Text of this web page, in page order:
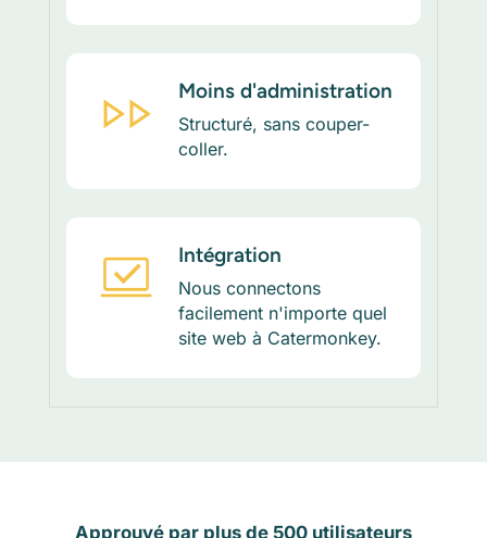
Moins d'administration
Structuré, sans couper-
coller.
Intégration
Nous connectons
facilement n'importe quel
site web à Catermonkey.
Approuvé par plus de 500 utilisateurs